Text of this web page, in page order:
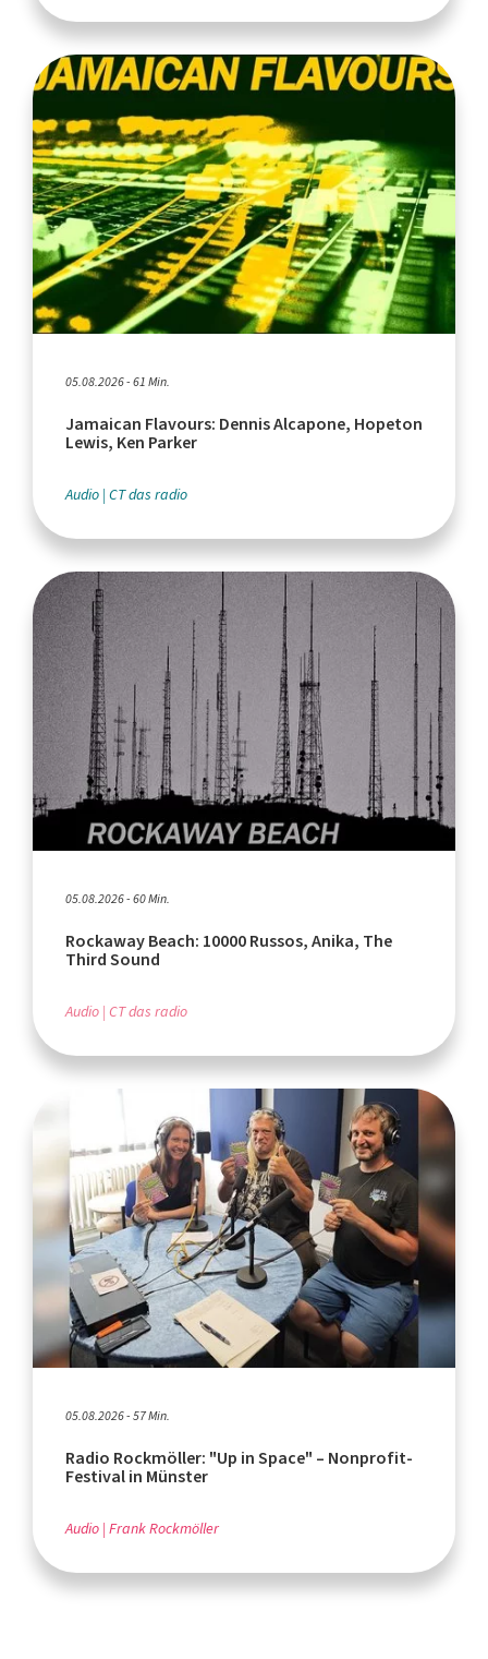
05.08.2026 - 61 Min.
Jamaican Flavours: Dennis Alcapone, Hopeton
Lewis, Ken Parker
Audio CT das radio
05.08.2026 - 60 Min.
Rockaway Beach: 10000 Russos, Anika, The
Third Sound
Audio CT das radio
05.08.2026 - 57 Min.
Radio Rockmöller: "Up in Space" – Nonprofit-
Festival in Münster
Audio Frank Rockmöller